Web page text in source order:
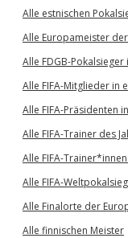
Alle estnischen
Alle Europameister
Alle FDGB-Pokalsieger
Alle FIFA-Mitglieder in
Alle FIFA-Präsidenten
Alle FIFA-Trainer des
Alle FIFA-
Alle FIFA-
Alle Finalorte der
Alle finnischen Meister